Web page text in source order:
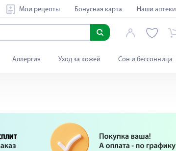
Мои рецепты Бонусная карта Наши аптеки
Аллергия Уход за кожей Сон и бессонница